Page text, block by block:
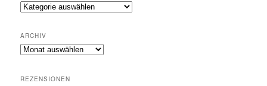
Genres
ARCHIV
Archiv
REZENSIONEN